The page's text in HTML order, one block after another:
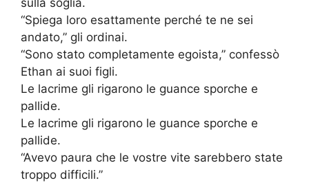
sulla soglia.
“Spiega loro esattamente perché te ne sei
andato,” gli ordinai.
“Sono stato completamente egoista,” confessò
Ethan ai suoi figli.
Le lacrime gli rigarono le guance sporche e
pallide.
Le lacrime gli rigarono le guance sporche e
pallide.
“Avevo paura che le vostre vite sarebbero state
troppo difficili.”